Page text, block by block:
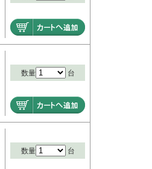
数量 台
数量 台